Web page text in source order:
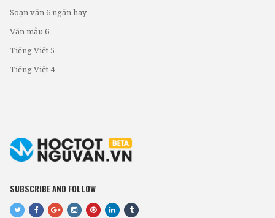
Soạn văn 6 ngắn hay
Văn mẫu 6
Tiếng Việt 5
Tiếng Việt 4
SUBSCRIBE AND FOLLOW